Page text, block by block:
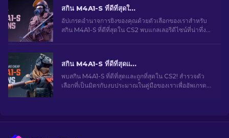
สกิน M4A1-S ที่ดีที่สุดใน CS2 [2026]
อัปเกรดอำนาจการยิงของคุณด้วยตัวเลือกของเราสำหรับ
สกิน M4A1-S ที่ดีที่สุดใน CS2 พบแกลเลอรีดีไซน์ที่น่าทึ่ง
สกิน M4A1-S ที่ดีที่สุดและราคาถูกใน CS2 [2026]
พบสกิน M4A1-S ที่ดีที่สุดและถูกที่สุดใน CS2! สํารวจตัว
เลือกที่เป็นมิตรกับงบประมาณในคู่มือของเราเพื่ออัพเกรด